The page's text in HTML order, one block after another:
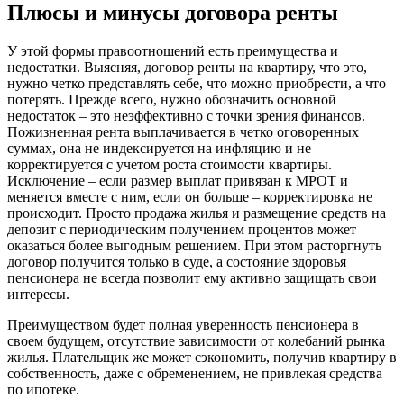
Плюсы и минусы договора ренты
У этой формы правоотношений есть преимущества и
недостатки. Выясняя, договор ренты на квартиру, что это,
нужно четко представлять себе, что можно приобрести, а что
потерять. Прежде всего, нужно обозначить основной
недостаток – это неэффективно с точки зрения финансов.
Пожизненная рента выплачивается в четко оговоренных
суммах, она не индексируется на инфляцию и не
корректируется с учетом роста стоимости квартиры.
Исключение – если размер выплат привязан к МРОТ и
меняется вместе с ним, если он больше – корректировка не
происходит. Просто продажа жилья и размещение средств на
депозит с периодическим получением процентов может
оказаться более выгодным решением. При этом расторгнуть
договор получится только в суде, а состояние здоровья
пенсионера не всегда позволит ему активно защищать свои
интересы.
Преимуществом будет полная уверенность пенсионера в
своем будущем, отсутствие зависимости от колебаний рынка
жилья. Плательщик же может сэкономить, получив квартиру в
собственность, даже с обременением, не привлекая средства
по ипотеке.